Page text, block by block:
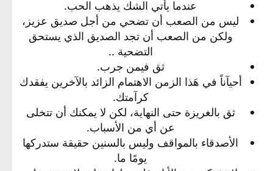
عندما يأتي الشك يذهب الحب.​
ليس من الصعب أن تضحي من أجل صديق عزيز،
ولكن من الصعب أن تجد الصديق الذي يستحق
التضحية ..​
ثق فيمن جرب.​
أحيآناً في هَذا الزمن الاهتمام الزائد بالآخرين يفقدك
كرآمتك.​
ثق بالغريزة حتى النهاية، لكن لا يمكنك أن تتخلى
عن أي من الأسباب.​
الأصدقاء بالمواقف وليس بالسنين حقيقة ستدركها
يومًا ما.​